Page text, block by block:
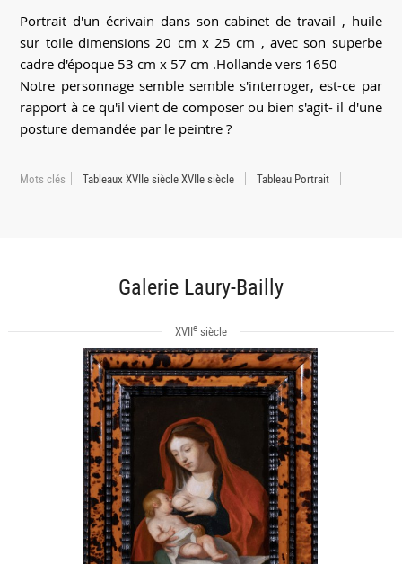
Portrait d'un écrivain dans son cabinet de travail , huile
sur toile dimensions 20 cm x 25 cm , avec son superbe
cadre d'époque 53 cm x 57 cm .Hollande vers 1650
Notre personnage semble semble s'interroger, est-ce par
rapport à ce qu'il vient de composer ou bien s'agit- il d'une
posture demandée par le peintre ?
Mots clés Tableaux XVIIe siècle XVIIe siècle Tableau Portrait
Galerie Laury-Bailly
XVIIesiècle